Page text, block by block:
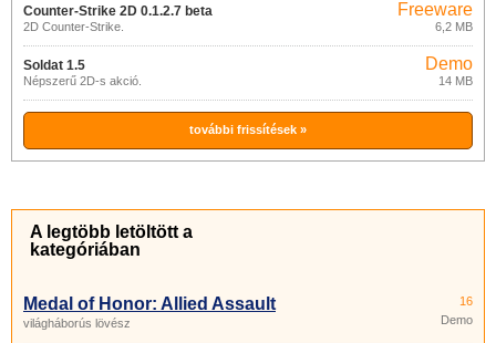
Counter-Strike 2D 0.1.2.7 beta
2D Counter-Strike.
Freeware
6,2 MB
Soldat 1.5
Népszerű 2D-s akció.
Demo
14 MB
további frissítések »
A legtöbb letöltött a
kategóriában
Medal of Honor: Allied Assault
világháborús lövész
16
Demo